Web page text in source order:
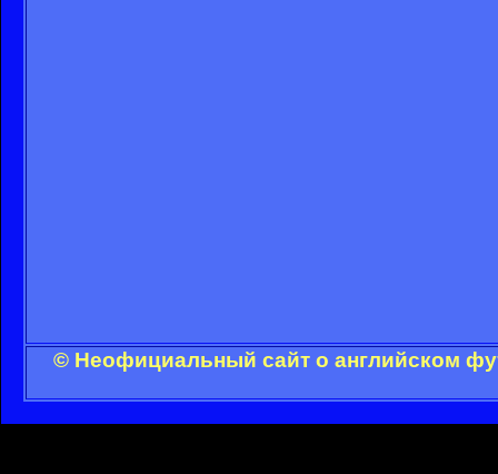
© Неофициальный сайт о английском